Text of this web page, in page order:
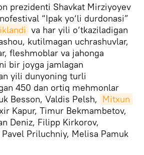
prezidenti Shavkat Mirziyoyev
“Ipak yo‘li durdonasi”
va har yili o‘tkaziladigan
kutilmagan uchrashuvlar,
fleshmoblar va jahonga
bir joyga jamlagan
yili dunyoning turli
450 dan ortiq mehmonlar
Besson, Valdis Pelsh, Mitxun
Kapur, Timur Bekmambetov,
Deniz, Filipp Kirkorov,
Pavel Priluchniy, Melisa Pamuk